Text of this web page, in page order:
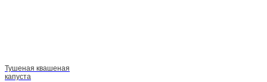
Тушеная квашеная
капуста